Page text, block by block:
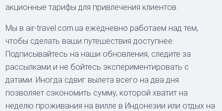
акционные тарифы для привлечения клиентов.
Мы в air-travel.com.ua ежедневно работаем над тем,
чтобы сделать ваши путешествия доступнее.
Подписывайтесь на наши обновления, следите за
рассылками и не бойтесь экспериментировать с
датами. Иногда сдвиг вылета всего на два дня
позволяет сэкономить сумму, которой хватит на
неделю проживания на вилле в Индонезии или отдых на